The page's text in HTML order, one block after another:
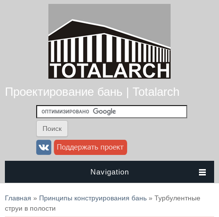
Проектирование бань | Totalarch
Navigation
Вы здесь
Главная » Принципы конструирования бань » Турбулентные
струи в полости